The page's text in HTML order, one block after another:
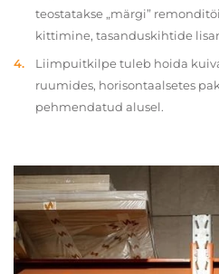
teostatakse „märgi”
kittimine, tasanduskihtide
Liimpuitkilpe tuleb hoida
ruumides, horisontaalsetes
pehmendatud alusel.